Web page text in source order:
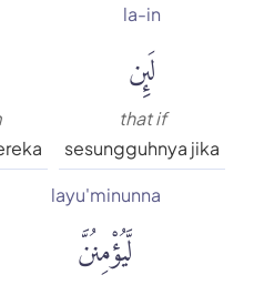
la-in
لَئِن
that if
sesungguhnya jika
layu'minunna
لَّيُؤْمِنُنَّ